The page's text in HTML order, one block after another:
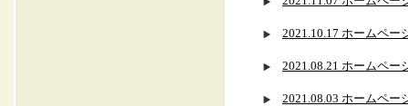
2021.10.17 ホームペー
2021.08.21 ホームペー
2021.08.03 ホームペー